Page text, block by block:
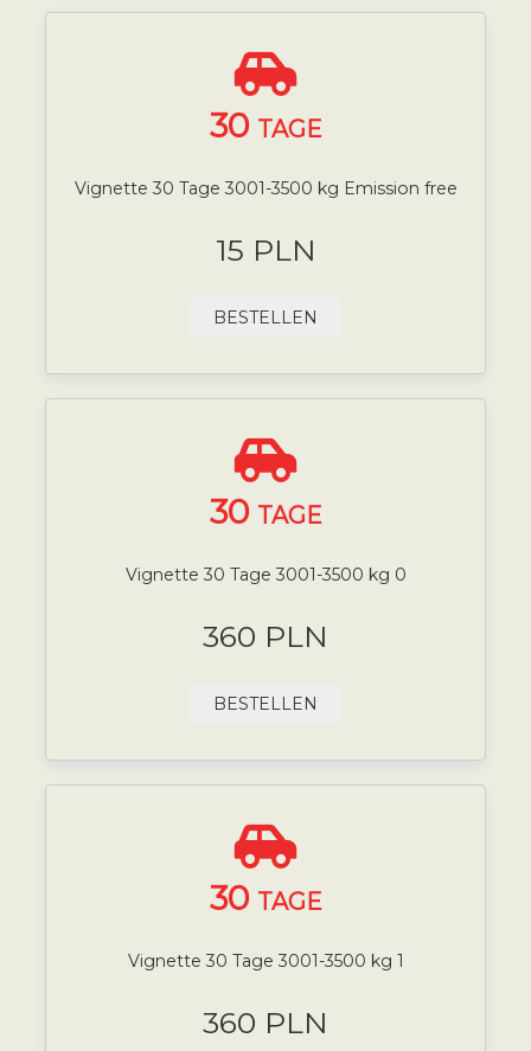
30 TAGE
Vignette 30 Tage 3001-3500 kg Emission free
15 PLN
BESTELLEN
30 TAGE
Vignette 30 Tage 3001-3500 kg 0
360 PLN
BESTELLEN
30 TAGE
Vignette 30 Tage 3001-3500 kg 1
360 PLN